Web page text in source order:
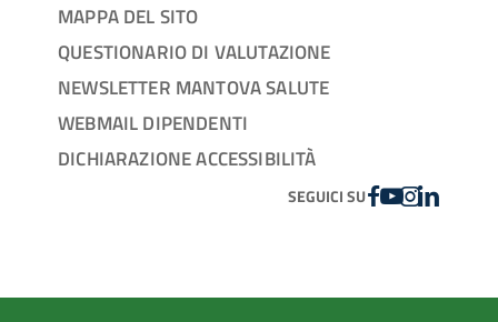
MAPPA DEL SITO
QUESTIONARIO DI VALUTAZIONE
NEWSLETTER MANTOVA SALUTE
WEBMAIL DIPENDENTI
DICHIARAZIONE ACCESSIBILITÀ
SEGUICI SUFACEBOOK
YOUTUBE
INSTAGRAM
LINKEDIN